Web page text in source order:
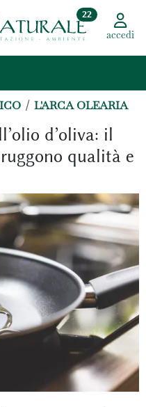
22
accedi
L'ARCA OLEARIA
d’oliva: il
qualità e